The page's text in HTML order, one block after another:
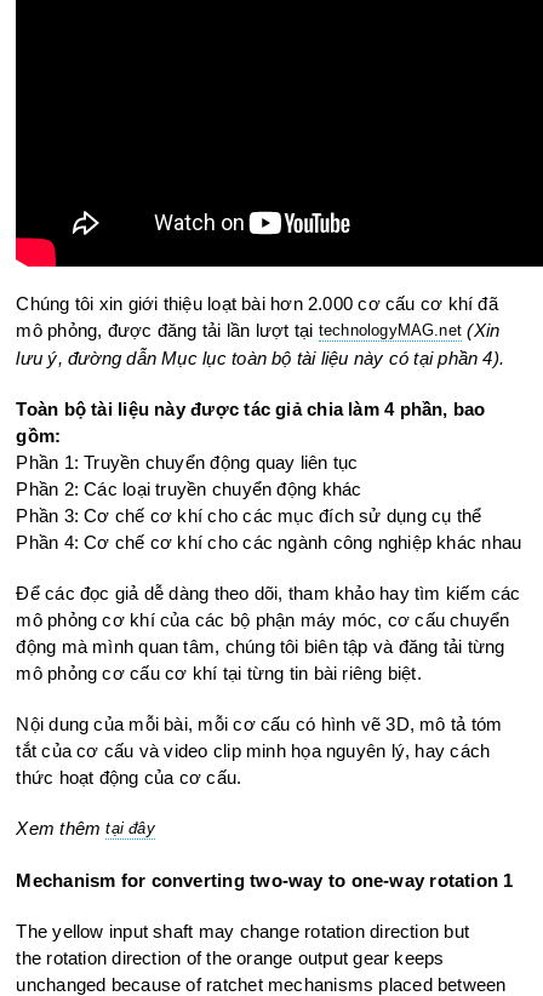
Chúng tôi xin giới thiệu loạt bài hơn 2.000 cơ cấu cơ khí đã
mô phỏng, được đăng tải lần lượt tại technologyMAG.net (Xin
lưu ý, đường dẫn Mục lục toàn bộ tài liệu này có tại phần 4).
Toàn bộ tài liệu này được tác giả chia làm 4 phần, bao
gồm:
Phần 1: Truyền chuyển động quay liên tục
Phần 2: Các loại truyền chuyển động khác
Phần 3: Cơ chế cơ khí cho các mục đích sử dụng cụ thể
Phần 4: Cơ chế cơ khí cho các ngành công nghiệp khác nhau
Để các đọc giả dễ dàng theo dõi, tham khảo hay tìm kiếm các
mô phỏng cơ khí của các bộ phận máy móc, cơ cấu chuyển
động mà mình quan tâm, chúng tôi biên tập và đăng tải từng
mô phỏng cơ cấu cơ khí tại từng tin bài riêng biệt.
Nội dung của mỗi bài, mỗi cơ cấu có hình vẽ 3D, mô tả tóm
tắt của cơ cấu và video clip minh họa nguyên lý, hay cách
thức hoạt động của cơ cấu.
Xem thêmtại đây
Mechanism for converting two-way to one-way rotation 1
The yellow input shaft may change rotation direction but
the rotation direction of the orange output gear keeps
unchanged because of ratchet mechanisms placed between